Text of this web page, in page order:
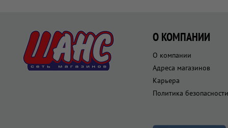
О КОМПАНИИ
О компании
Адреса магазинов
Карьера
Политика безопасности